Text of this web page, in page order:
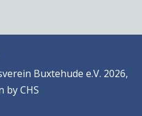
Buxtehude e.V. 2026,
byCHS